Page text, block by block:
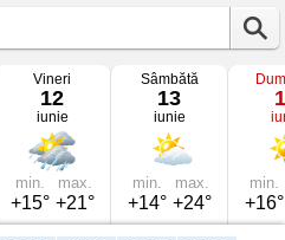
Vineri
12
iunie
min.
+15°
max.
+21°
Sâmbătă
13
iunie
min.
+14°
max.
+24°
min.
+16°